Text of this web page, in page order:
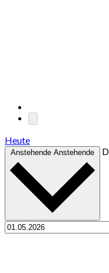
Heute
Anstehende Anstehende